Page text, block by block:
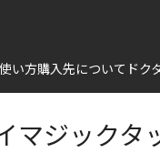
い方購入先について ドク
【3Dアイマジックタッ
マジック